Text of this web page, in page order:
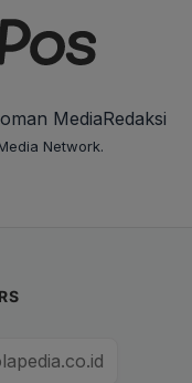
MediaRedaksi
Network.